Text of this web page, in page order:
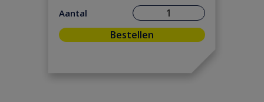
Remmen/ Wielen
Ruiten/ Rubbers(21)
Aantal
Bestellen